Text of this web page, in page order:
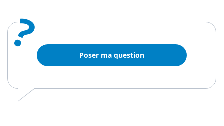
? Poser ma question